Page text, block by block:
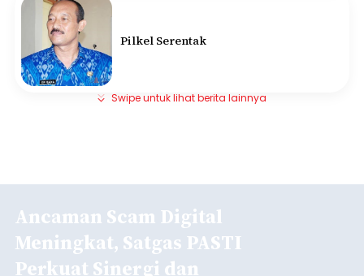
Pilkel Serentak
Swipe untuk lihat berita lainnya
Ancaman Scam Digital
Meningkat, Satgas PASTI
Perkuat Sinergi dan